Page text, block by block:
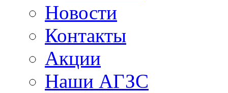
Новости
Контакты
Акции
Наши АГЗС